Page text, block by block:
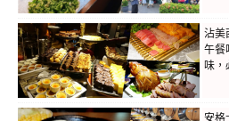
沾美
午餐
味，